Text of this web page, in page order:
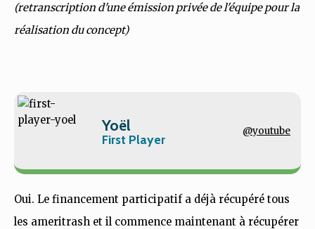
(retranscription d'une émission privée de l'équipe pour la
réalisation du concept)
Yoël
First Player
@youtube
Oui. Le financement participatif a déjà récupéré tous
les ameritrash et il commence maintenant à récupérer